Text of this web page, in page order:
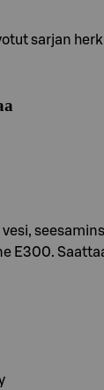
sarjan
vesi,
E300.